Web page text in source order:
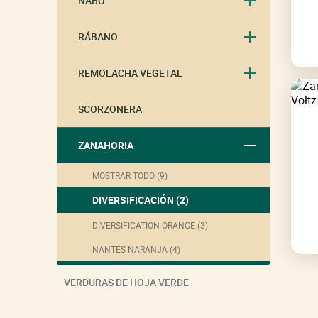
RÁBANO
REMOLACHA VEGETAL
SCORZONERA
ZANAHORIA
MOSTRAR TODO (9)
DIVERSIFICACIÓN (2)
DIVERSIFICATION ORANGE (3)
NANTES NARANJA (4)
VERDURAS DE HOJA VERDE